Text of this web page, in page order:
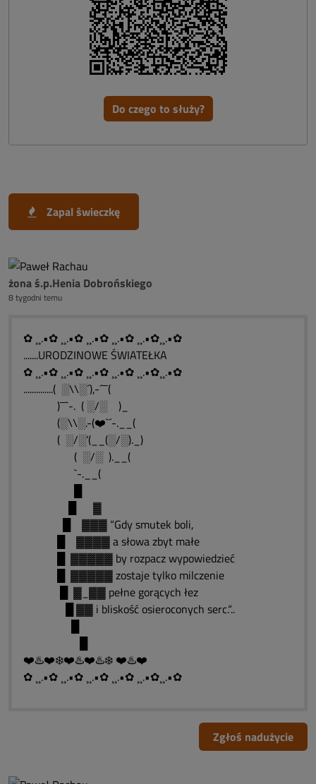
Do czego to służy?
Zapal świeczkę
żona ś.p.Henia Dobrońskiego
8 tygodni temu
✿ ¸¸.•✿ ¸¸.•✿ ¸¸.•✿ ¸¸.•✿ ¸¸.•✿¸¸.•✿
.......URODZINOWE ŚWIATEŁKA
✿ ¸¸.•✿ ¸¸.•✿ ¸¸.•✿ ¸¸.•✿ ¸¸.•✿¸¸.•✿
..............( ░\\░´),-´¯¯(
)¯¯`-. ( ░/░ )_
(░\\░.-(❤️`´-.__(
( ░/░’(__(░/░)._)
( ░/░ ).__(
`-.__(
█ ▓
█ ▓▓▓ “Gdy smutek boli,
█ ▓▓▓▓ a słowa zbyt małe
█ ▓▓▓▓▓ by rozpacz wypowiedzieć
█ ▓▓▓▓▓ zostaje tylko milczenie
█ ▓_▓▓ pełne gorących łez
█ ▓▓ i bliskość osieroconych serc.“..
❤️♨️❤️❄️❤️♨️❤️♨️❄️ ❤️♨️❤️
✿ ¸¸.•✿ ¸¸.•✿ ¸¸.•✿ ¸¸.•✿ ¸¸.•✿¸¸.•✿
Zgłoś nadużycie